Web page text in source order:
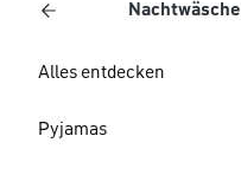
Nachtwäsche
Alles entdecken
Pyjamas